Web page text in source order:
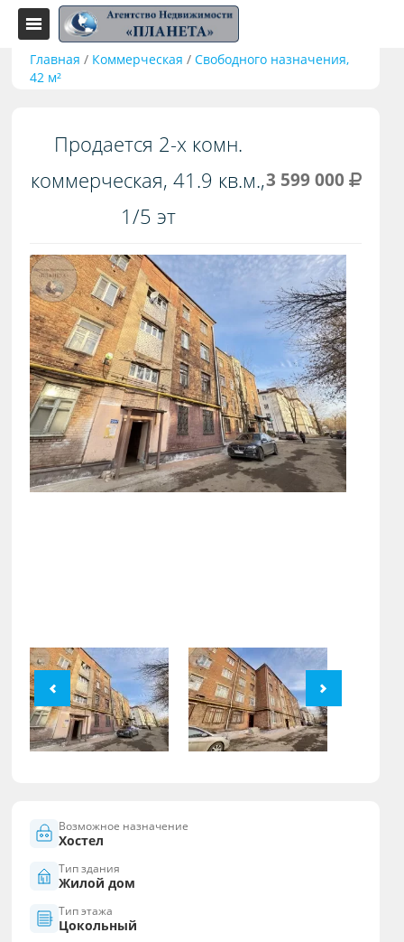
Главная / Коммерческая /Свободного назначения,
42 м²
Продается 2-х комн.
коммерческая, 41.9 кв.м.,
1/5 эт
3 599 000
Возможное назначение
Хостел
Тип здания
Жилой дом
Тип этажа
Цокольный